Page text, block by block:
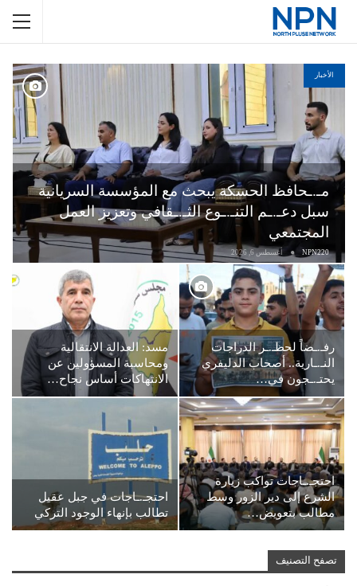
الأخبار
مـ.ـحافظ الحسكة يبحث مع المؤسسة السريانية
سبل دعـ.ـم التنـ.ـوع الثـ.ـقافي وتعزيز العمل
المجتمعي
NPN220 أغسطس 6, 2026
رفـ.ـضاً لحظـ.ـر الدراجات
النـ.ـارية.. أصحاب الدليفري
يحتـ.ـجون في…
مسد: العدالة الانتقالية
ومحاسبة المسؤولين عن
الانتهاكات أساس نجاح…
احتجـ.ـاجات تواكب زيارة
الشرع إلى دير الزور وسط
مطالب بتعويض…
احتجـ.ـاجات في جبل عقيل
تطالب بإنهاء الوجود التركي
تصفح التصنيف